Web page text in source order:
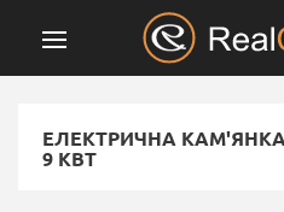
ЕЛЕКТРИЧНА КАМ'ЯНКА
9 КВТ